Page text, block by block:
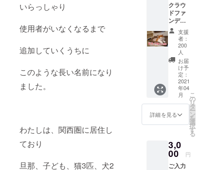
いらっしゃり
使用者がいなくなるまで
追加していくうちに
このような長い名前になり
ました。
わたしは、関西圏に居住し
ており
旦那、子ども、猫3匹、犬2
クラウ
ドファ
ンディ
ング内
のメッ
セージ
機能に
て お礼
を送ら
せて頂
きま
す。 お
名前・
ご住
所・お
アドレ
ス等の
個人情
報の入
支援
者：
200
人
お届
け予
定：
2021
年04
月
詳細を見る
こ
の
リ
タ
ー
ン
を
選
択
す
る
3,0
00 円
ご入力